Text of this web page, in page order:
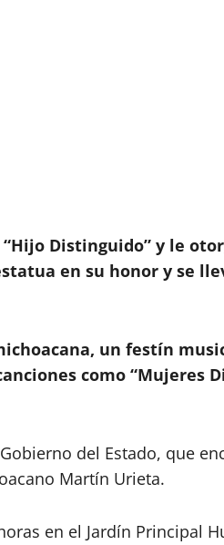
Distinguido” y le
en su honor y se
un festín
como “Mujeres
del Estado, que
Martín Urieta.
en el Jardín Principal